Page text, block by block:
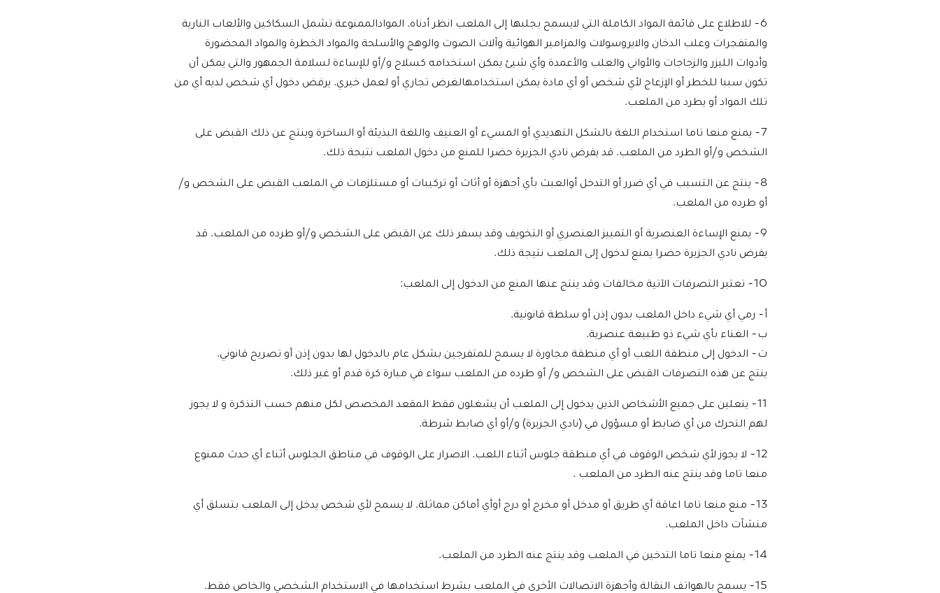
6- للاطلاع على قائمة المواد الكاملة التي لايسمح بجلبها إلى الملعب انظر أدناه. الموادالممنوعة تشمل السكاكين والألعاب النارية
والمتفجرات وعلب الدخان والايروسولات والمزامير الهوائية وآلات الصوت والوهج والأسلحة والمواد الخطرة والمواد المحضورة
وأدوات الليزر والزجاجات والأواني والعلب والأعمدة وأي شيئ يمكن استخدامه كسلاح و/أو للإساءة لسلامة الجمهور والتي يمكن أن
تكون سببا للخطر أو الإزعاج لأي شخص أو أي مادة يمكن استخدامهالغرض تجاري أو لعمل خيري. يرفض دخول أي شخص لديه أي من
تلك المواد أو يطرد من الملعب.
7- يمنع منعا تاما استخدام اللغة بالشكل التهديدي أو المسيء أو العنيف واللغة البذيئة أو الساخرة وينتج عن ذلك القبض على
الشخص و/أو الطرد من الملعب. قد يفرض نادي الجزيرة حضرا للمنع من دخول الملعب نتيجة ذلك.
8- ينتج عن التسبب في أي ضرر أو التدخل أوالعبث بأي أجهزة أو أثاث أو تركيبات أو مستلزمات في الملعب القبض على الشخص و/
أو طرده من الملعب.
9- يمنع الإساءة العنصرية أو التمييز العنصري أو التخويف وقد يسفر ذلك عن القبض على الشخص و/أو طرده من الملعب. قد
يفرض نادي الجزيرة حضرا يمنع لدخول إلى الملعب نتيجة ذلك.
10- تعتبر التصرفات الآتية مخالفات وقد ينتج عنها المنع من الدخول إلى الملعب:
أ‌- رمي أي شيء داخل الملعب بدون إذن أو سلطة قانونية.
ب‌- الغناء بأي شيء ذو طبيعة عنصرية.
ت‌- الدخول إلى منطقة اللعب أو أي منطقة مجاورة لا يسمح للمتفرجين بشكل عام بالدخول لها بدون إذن أو تصريح قانوني.
ينتج عن هذه التصرفات القبض على الشخص و/ أو طرده من الملعب سواء في مبارة كرة قدم أو غير ذلك.
11- يتعلين على جميع الأشخاص الذين يدخول إلى الملعب أن يشغلون فقط المقعد المخصص لكل منهم حسب التذكرة و لا يجوز
لهم التحرك من أي ضابط أو مسؤول في (نادي الجزيرة) و/أو أي ضابط شرطة.
12- لا يجوز لأي شخص الوقوف في أي منطقة جلوس أثناء اللعب. الاصرار على الوقوف في مناطق الجلوس أثناء أي حدث ممنوع
منعا تاما وقد ينتج عنه الطرد من الملعب .
13- منع منعا تاما اعاقة أي طريق أو مدخل أو مخرج أو درج أوأي أماكن مماثلة. لا يسمح لأي شخص يدخل إلى الملعب بتسلق أي
منشآت داخل الملعب.
14- يمنع منعا تاما التدخين في الملعب وقد ينتج عنه الطرد من الملعب.
15- يسمح بالهواتف النقالة وأجهزة الاتصالات الأخرى في الملعب بشرط استخدامها في الاستخدام الشخصي والخاص فقط.